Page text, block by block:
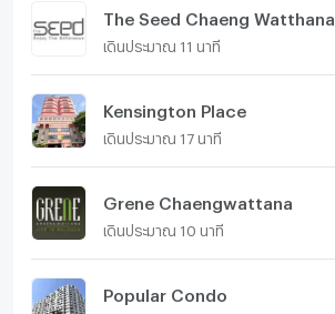
The Seed Chaeng Watthana
เดินประมาณ 11 นาที
Kensington Place
เดินประมาณ 17 นาที
Grene Chaengwattana
เดินประมาณ 10 นาที
Popular Condo